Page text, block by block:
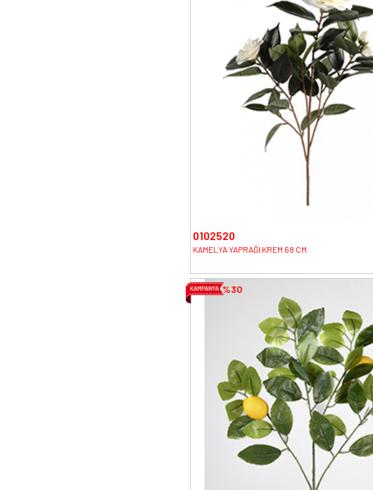
0102520
KAMELYA YAPRAĞI KREM 68 CM
%30